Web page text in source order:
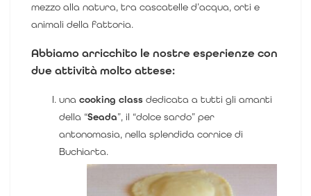
mezzo alla natura, tra cascatelle d’acqua, orti e
animali della fattoria.
Abbiamo arricchito le nostre esperienze con
due attività molto attese:
una cooking class dedicata a tutti gli amanti
della “Seada”, il “dolce sardo” per
antonomasia, nella splendida cornice di
Buchiarta.